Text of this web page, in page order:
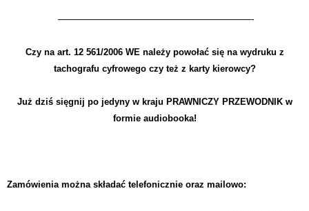
————————————————————-
Czy na art. 12 561/2006 WE należy powołać się na wydruku z
tachografu cyfrowego czy też z karty kierowcy?
Już dziś sięgnij po jedyny w kraju PRAWNICZY PRZEWODNIK w
formie audiobooka!
Zamówienia można składać telefonicznie oraz mailowo: